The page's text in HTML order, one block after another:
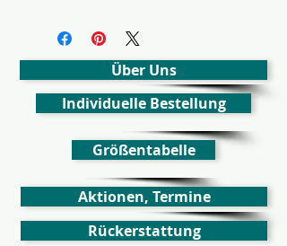
Über Uns
Individuelle Bestellung
Größentabelle
Aktionen, Termine
Rückerstattung